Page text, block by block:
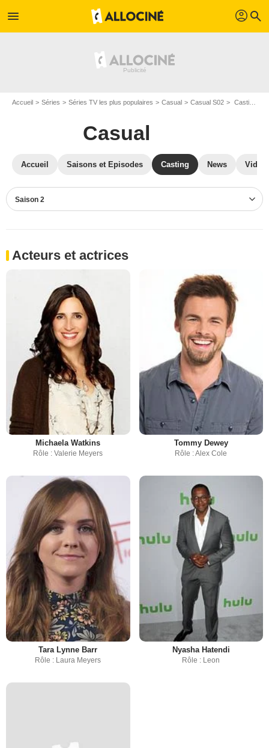
menu profil search
Accueil Séries Séries TV les plus populaires Casual Casual S02 Casting Casual S02
Casual
Accueil Saisons et Episodes Casting News
Saison 2
Acteurs et actrices
Michaela Watkins
Rôle : Valerie Meyers
Tommy Dewey
Rôle : Alex Cole
Tara Lynne Barr
Rôle : Laura Meyers
Nyasha Hatendi
Rôle : Leon